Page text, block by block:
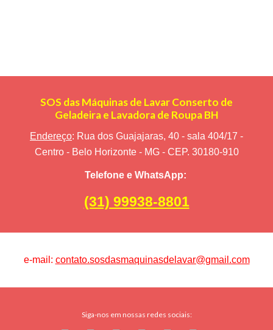
SOS das Máquinas de Lavar Conserto de
Geladeira e Lavadora de Roupa BH
Endereço: Rua dos Guajajaras, 40 - sala 404/17 -
Centro - Belo Horizonte - MG - CEP. 30180-910
Telefone e WhatsApp:
(31) 99938-8801
e-mail: contato.sosdasmaquinasdelavar@gmail.com
Siga-nos em nossas redes sociais: